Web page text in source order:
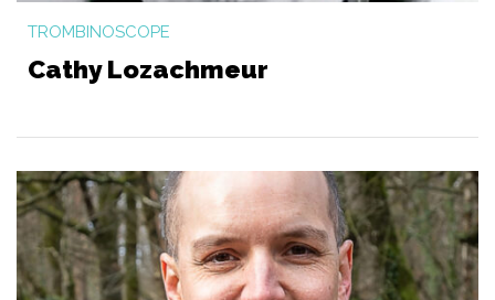
TROMBINOSCOPE
Cathy Lozachmeur